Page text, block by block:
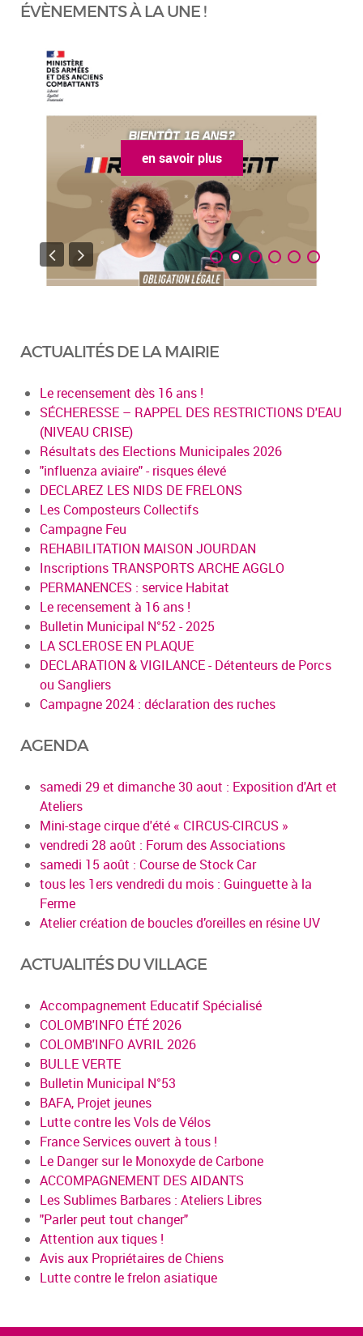
ÉVÈNEMENTS À LA UNE !
en savoir plus
ACTUALITÉS DE LA MAIRIE
Le recensement dès 16 ans !
SÉCHERESSE – RAPPEL DES RESTRICTIONS D'EAU
(NIVEAU CRISE)
Résultats des Elections Municipales 2026
"influenza aviaire" - risques élevé
DECLAREZ LES NIDS DE FRELONS
Les Composteurs Collectifs
Campagne Feu
REHABILITATION MAISON JOURDAN
Inscriptions TRANSPORTS ARCHE AGGLO
PERMANENCES : service Habitat
Le recensement à 16 ans !
Bulletin Municipal N°52 - 2025
LA SCLEROSE EN PLAQUE
DECLARATION & VIGILANCE - Détenteurs de Porcs
ou Sangliers
Campagne 2024 : déclaration des ruches
AGENDA
samedi 29 et dimanche 30 aout : Exposition d'Art et
Ateliers
Mini-stage cirque d'été « CIRCUS-CIRCUS »
vendredi 28 août : Forum des Associations
samedi 15 août : Course de Stock Car
tous les 1ers vendredi du mois : Guinguette à la
Ferme
Atelier création de boucles d’oreilles en résine UV
ACTUALITÉS DU VILLAGE
Accompagnement Educatif Spécialisé
COLOMB'INFO ÉTÉ 2026
COLOMB'INFO AVRIL 2026
BULLE VERTE
Bulletin Municipal N°53
BAFA, Projet jeunes
Lutte contre les Vols de Vélos
France Services ouvert à tous !
Le Danger sur le Monoxyde de Carbone
ACCOMPAGNEMENT DES AIDANTS
Les Sublimes Barbares : Ateliers Libres
"Parler peut tout changer"
Attention aux tiques !
Avis aux Propriétaires de Chiens
Lutte contre le frelon asiatique